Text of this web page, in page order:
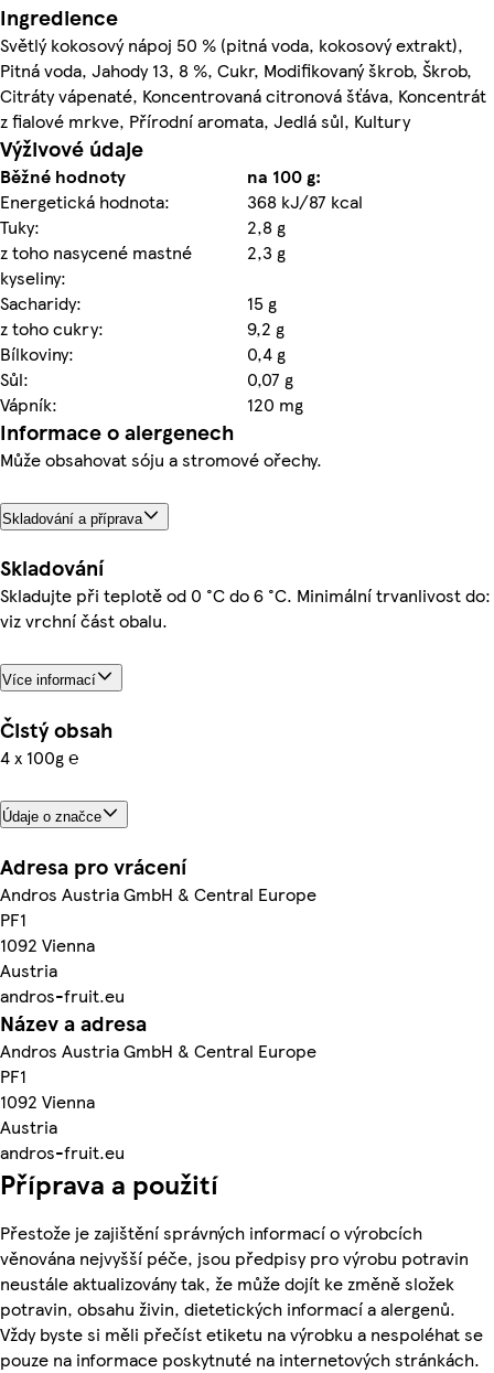
Ingredience
Světlý kokosový nápoj 50 % (pitná voda, kokosový extrakt),
Pitná voda, Jahody 13, 8 %, Cukr, Modifikovaný škrob, Škrob,
Citráty vápenaté, Koncentrovaná citronová šťáva, Koncentrát
z fialové mrkve, Přírodní aromata, Jedlá sůl, Kultury
Výživové údaje
Běžné hodnoty
na 100 g:
Energetická hodnota:
368 kJ/87 kcal
Tuky:
2,8 g
z toho nasycené mastné
kyseliny:
2,3 g
Sacharidy:
15 g
z toho cukry:
9,2 g
Bílkoviny:
0,4 g
Sůl:
0,07 g
Vápník:
120 mg
Informace o alergenech
Může obsahovat sóju a stromové ořechy.
Skladování a příprava
Skladování
Skladujte při teplotě od 0 °C do 6 °C. Minimální trvanlivost do:
viz vrchní část obalu.
Více informací
Čistý obsah
4 x 100g ℮
Údaje o značce
Adresa pro vrácení
Andros Austria GmbH & Central Europe
PF1
1092 Vienna
Austria
andros-fruit.eu
Název a adresa
Andros Austria GmbH & Central Europe
PF1
1092 Vienna
Austria
andros-fruit.eu
Příprava a použití
Přestože je zajištění správných informací o výrobcích
věnována nejvyšší péče, jsou předpisy pro výrobu potravin
neustále aktualizovány tak, že může dojít ke změně složek
potravin, obsahu živin, dietetických informací a alergenů.
Vždy byste si měli přečíst etiketu na výrobku a nespoléhat se
pouze na informace poskytnuté na internetových stránkách.